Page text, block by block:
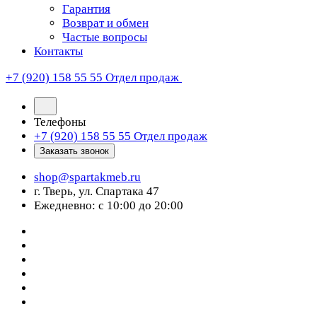
Гарантия
Возврат и обмен
Частые вопросы
Контакты
+7 (920) 158 55 55 Отдел продаж
Телефоны
+7 (920) 158 55 55 Отдел продаж
Заказать звонок
shop@spartakmeb.ru
г. Тверь, ул. Спартака 47
Ежедневно: с 10:00 до 20:00